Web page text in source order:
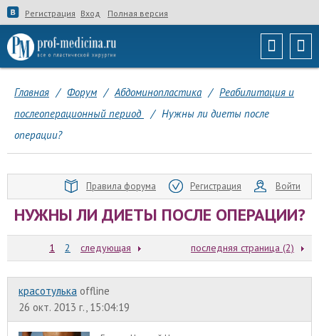
Регистрация Вход Полная версия
Главная / Форум / Абдоминопластика / Реабилитация и
послеоперационный период
/ Нужны ли диеты после
операции?
Правила форума Регистрация Войти
НУЖНЫ ЛИ ДИЕТЫ ПОСЛЕ ОПЕРАЦИИ?
1 2 следующая последняя страница (2)
красотулька offline
26 окт. 2013 г., 15:04:19